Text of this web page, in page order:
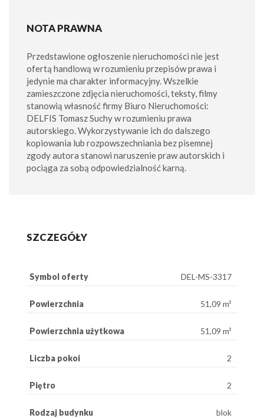
NOTA PRAWNA
Przedstawione ogłoszenie nieruchomości nie jest
ofertą handlową w rozumieniu przepisów prawa i
jedynie ma charakter informacyjny. Wszelkie
zamieszczone zdjęcia nieruchomości, teksty, filmy
stanowią własność firmy Biuro Nieruchomości:
DELFIS Tomasz Suchy w rozumieniu prawa
autorskiego. Wykorzystywanie ich do dalszego
kopiowania lub rozpowszechniania bez pisemnej
zgody autora stanowi naruszenie praw autorskich i
pociąga za sobą odpowiedzialność karną.
SZCZEGÓŁY
Symbol oferty DEL-MS-3317
Powierzchnia 51,09 m²
Powierzchnia użytkowa 51,09 m²
Liczba pokoi 2
Piętro 2
Rodzaj budynku blok